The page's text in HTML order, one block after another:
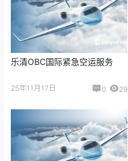
乐清OBC国际紧急空运服务
25年11月17日 0 29